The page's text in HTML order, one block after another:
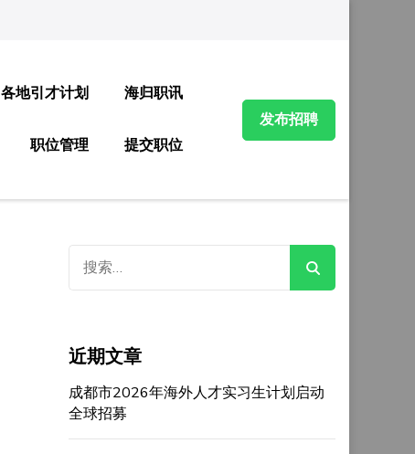
各地引才计划 海归职讯
职位管理 提交职位
发布招聘
索：
近期文章
成都市2026年海外人才实习生计划启动
全球招募